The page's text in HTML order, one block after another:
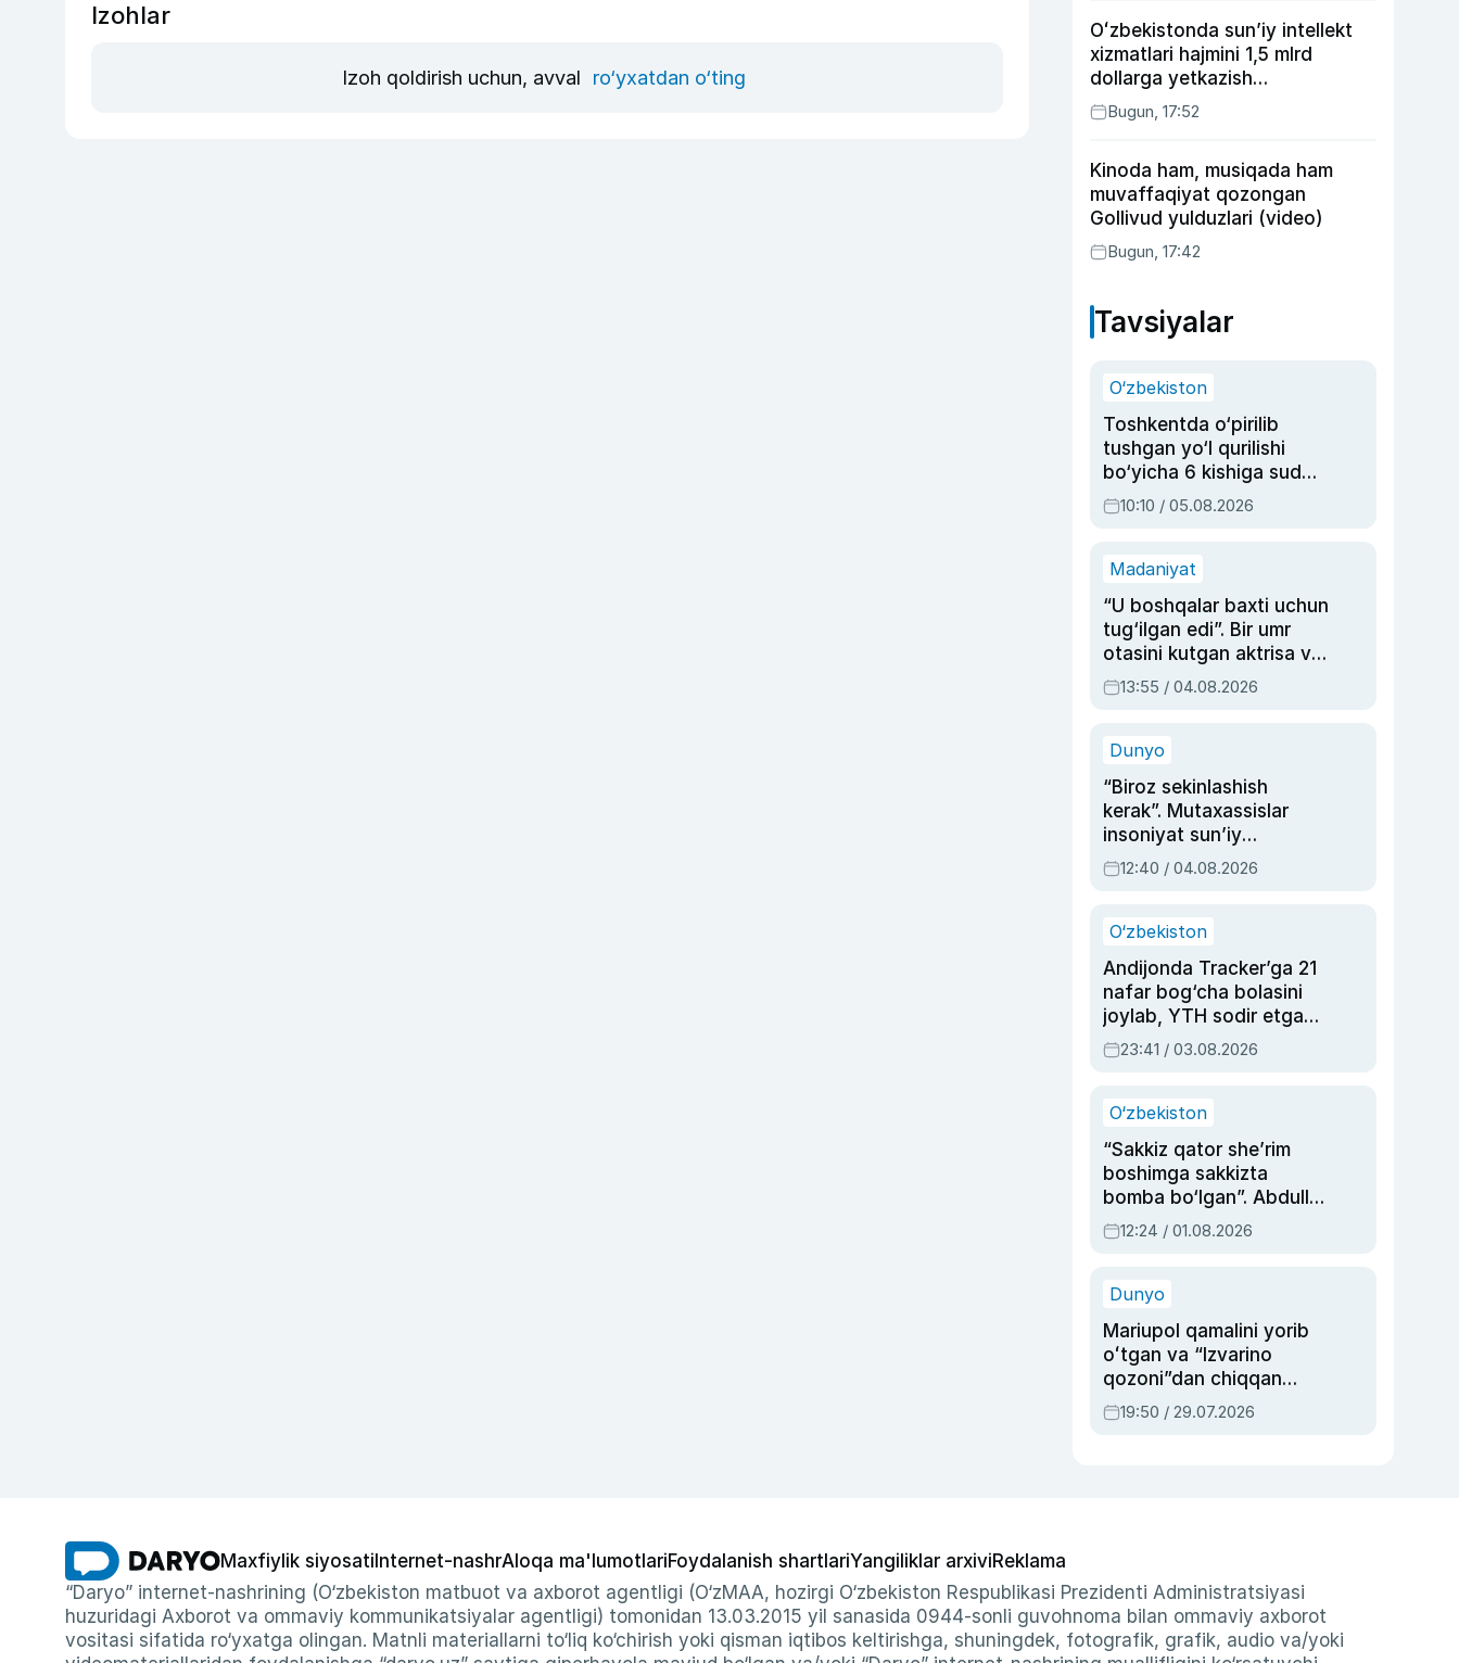
Izohlar
Izoh qoldirish uchun, avval ro‘yxatdan o‘ting
Oʻzbekistonda sunʼiy intellekt
xizmatlari hajmini 1,5 mlrd
dollarga yetkazish
rejalashtirilmoqda
Bugun, 17:52
Kinoda ham, musiqada ham
muvaffaqiyat qozongan
Gollivud yulduzlari (video)
Bugun, 17:42
Tavsiyalar
O‘zbekiston
Toshkentda o‘pirilib
tushgan yo‘l qurilishi
bo‘yicha 6 kishiga sud
hukmi o‘qildi
10:10 / 05.08.2026
Madaniyat
“U boshqalar baxti uchun
tug‘ilgan edi”. Bir umr
otasini kutgan aktrisa va
dublyaj ustasi Rimma
Ahmedovaning
13:55 / 04.08.2026
Dunyo
“Biroz sekinlashish
kerak”. Mutaxassislar
insoniyat sun’iy
intellektni boshqara
olmay qolishidan xavotir
12:40 / 04.08.2026
O‘zbekiston
Andijonda Tracker’ga 21
nafar bog‘cha bolasini
joylab, YTH sodir etgan
ayolga sud hukmi o‘qildi
23:41 / 03.08.2026
O‘zbekiston
“Sakkiz qator she’rim
boshimga sakkizta
bomba bo‘lgan”. Abdulla
Oripovni siyosiy
ayblovlardan asrab
12:24 / 01.08.2026
Dunyo
Mariupol qamalini yorib
oʻtgan va “Izvarino
qozoni”dan chiqqan
qahramon — Ukraina
armiyasi bosh
19:50 / 29.07.2026
Maxfiylik siyosati Internet-nashrAloqa ma'lumotlariFoydalanish shartlariYangiliklar arxiviReklama
“Daryo” internet-nashrining (O‘zbekiston matbuot va axborot agentligi (O‘zMAA, hozirgi O‘zbekiston Respublikasi Prezidenti Administratsiyasi
huzuridagi Axborot va ommaviy kommunikatsiyalar agentligi) tomonidan 13.03.2015 yil sanasida 0944-sonli guvohnoma bilan ommaviy axborot
vositasi sifatida ro‘yxatga olingan. Matnli materiallarni to‘liq ko‘chirish yoki qisman iqtibos keltirishga, shuningdek, fotografik, grafik, audio va/yoki